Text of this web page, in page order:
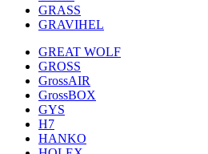
GRASS
GRAVIHEL
GREAT WOLF
GROSS
GrossAIR
GrossBOX
GYS
H7
HANKO